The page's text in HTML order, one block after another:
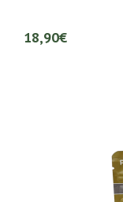
18,90€